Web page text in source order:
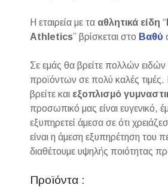
Η εταιρεία με τα αθλητικά είδη “
Athletics” βρίσκεται στο Βαθύ
Σε εμάς θα βρείτε πολλών ειδών
προϊόντων σε πολύ καλές
βρείτε και εξοπλισμό
προσωπικό μας είναι ευγενικό,
εξυπηρετεί άμεσα σε ότι
είναι η άμεση εξυπηρέτηση του
διαθέτουμε υψηλής ποιότητας
Προϊόντα :